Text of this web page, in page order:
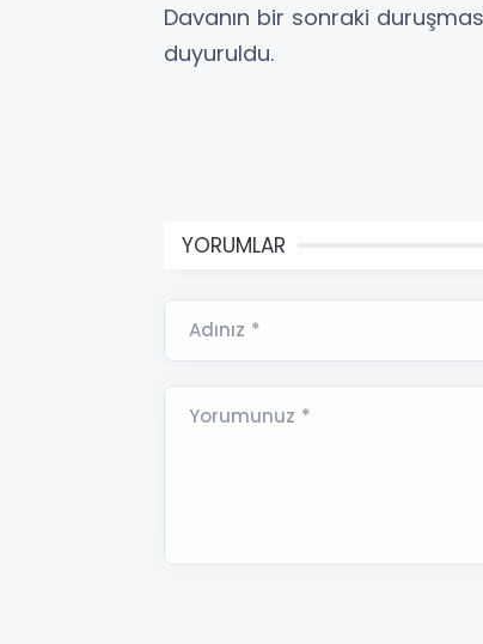
Davanın bir sonraki
duyuruldu.
YORUMLAR
Adınız *
Yorumunuz *